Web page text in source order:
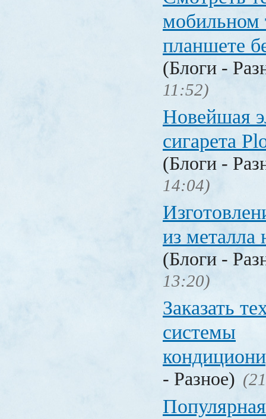
мобильном
планшете
(Блоги -
11:52)
Новейшая
сигарета
(Блоги -
14:04)
из
(Блоги -
13:20)
Заказать
системы
- Разное)